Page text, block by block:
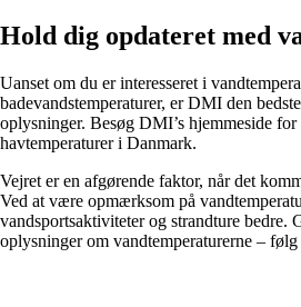
Hold dig opdateret med
Uanset om du er interesseret i
badevandstemperaturer, er DMI den
oplysninger. Besøg DMI’s hjemmeside for
havtemperaturer i Danmark.
Vejret er en afgørende faktor, når det
Ved at være opmærksom på
vandsportsaktiviteter og strandture bedre.
oplysninger om vandtemperaturerne –